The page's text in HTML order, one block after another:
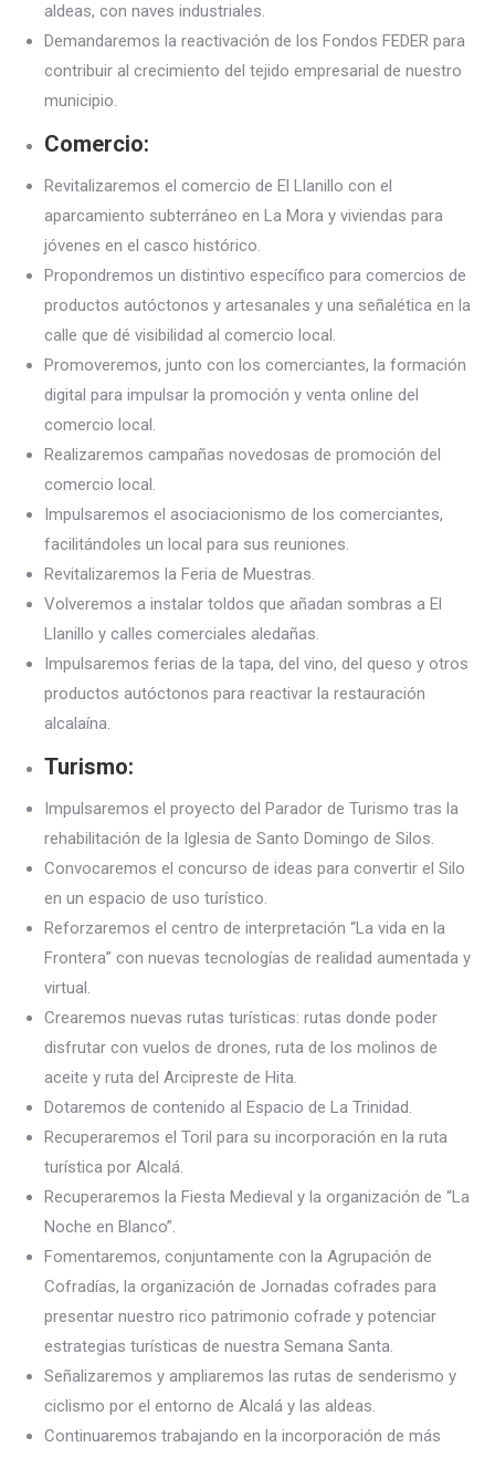
aldeas, con naves industriales.
Demandaremos la reactivación de los Fondos FEDER para
contribuir al crecimiento del tejido empresarial de nuestro
municipio.
Comercio:
Revitalizaremos el comercio de El Llanillo con el
aparcamiento subterráneo en La Mora y viviendas para
jóvenes en el casco histórico.
Propondremos un distintivo específico para comercios de
productos autóctonos y artesanales y una señalética en la
calle que dé visibilidad al comercio local.
Promoveremos, junto con los comerciantes, la formación
digital para impulsar la promoción y venta online del
comercio local.
Realizaremos campañas novedosas de promoción del
comercio local.
Impulsaremos el asociacionismo de los comerciantes,
facilitándoles un local para sus reuniones.
Revitalizaremos la Feria de Muestras.
Volveremos a instalar toldos que añadan sombras a El
Llanillo y calles comerciales aledañas.
Impulsaremos ferias de la tapa, del vino, del queso y otros
productos autóctonos para reactivar la restauración
alcalaína.
Turismo:
Impulsaremos el proyecto del Parador de Turismo tras la
rehabilitación de la Iglesia de Santo Domingo de Silos.
Convocaremos el concurso de ideas para convertir el Silo
en un espacio de uso turístico.
Reforzaremos el centro de interpretación “La vida en la
Frontera” con nuevas tecnologías de realidad aumentada y
virtual.
Crearemos nuevas rutas turísticas: rutas donde poder
disfrutar con vuelos de drones, ruta de los molinos de
aceite y ruta del Arcipreste de Hita.
Dotaremos de contenido al Espacio de La Trinidad.
Recuperaremos el Toril para su incorporación en la ruta
turística por Alcalá.
Recuperaremos la Fiesta Medieval y la organización de “La
Noche en Blanco”.
Fomentaremos, conjuntamente con la Agrupación de
Cofradías, la organización de Jornadas cofrades para
presentar nuestro rico patrimonio cofrade y potenciar
estrategias turísticas de nuestra Semana Santa.
Señalizaremos y ampliaremos las rutas de senderismo y
ciclismo por el entorno de Alcalá y las aldeas.
Continuaremos trabajando en la incorporación de más